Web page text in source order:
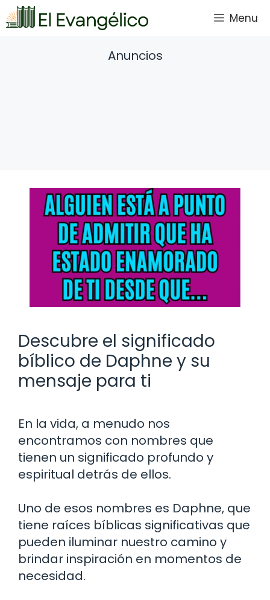
Saltar
al
Menu
Anuncios
Descubre el significado
bíblico de Daphne y su
mensaje para ti
En la vida, a menudo nos
encontramos con nombres que
tienen un significado profundo y
espiritual detrás de ellos.
Uno de esos nombres es Daphne, que
tiene raíces bíblicas significativas que
pueden iluminar nuestro camino y
brindar inspiración en momentos de
necesidad.